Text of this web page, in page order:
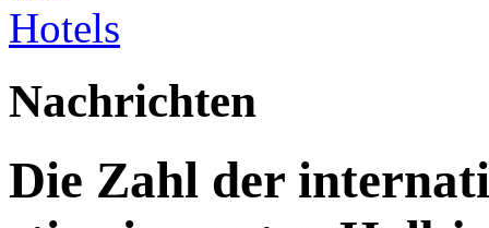
Nachrichten
Die Zahl der